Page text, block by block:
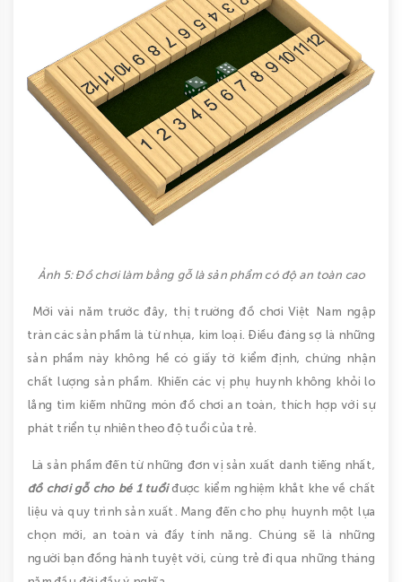
Ảnh 5: Đồ chơi làm bằng gỗ là sản phẩm có độ an toàn cao
Mới vài năm trước đây, thị trường đồ chơi Việt Nam ngập
tràn các sản phẩm là từ nhựa, kim loại. Điều đáng sợ là những
sản phẩm này không hề có giấy tờ kiểm định, chứng nhận
chất lượng sản phẩm. Khiến các vị phụ huynh không khỏi lo
lắng tìm kiếm những món đồ chơi an toàn, thích hợp với sự
phát triển tự nhiên theo độ tuổi của trẻ.
Là sản phẩm đến từ những đơn vị sản xuất danh tiếng nhất,
đồ chơi gỗ cho bé 1 tuổiđược kiểm nghiệm khắt khe về chất
liệu và quy trình sản xuất. Mang đến cho phụ huynh một lựa
chọn mới, an toàn và đầy tính năng. Chúng sẽ là những
người bạn đồng hành tuyệt vời, cùng trẻ đi qua những tháng